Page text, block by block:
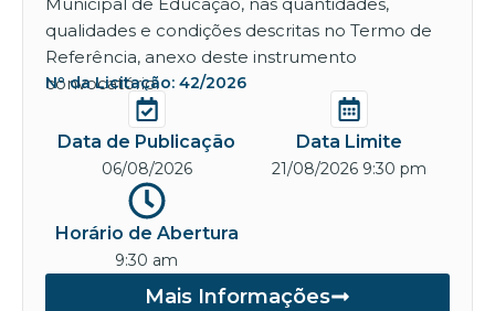
Municipal de Educação, nas quantidades,
qualidades e condições descritas no Termo de
Referência, anexo deste instrumento
convocatório.
Nº da Licitação: 42/2026
Data de Publicação
06/08/2026
Data Limite
21/08/2026 9:30 pm
Horário de Abertura
9:30 am
Mais Informações